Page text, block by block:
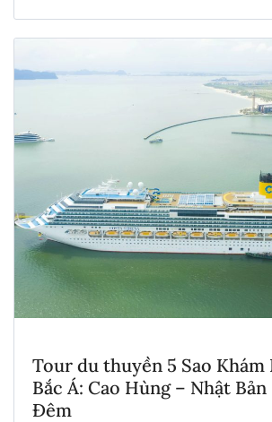
Tour du thuyền 5 Sao Khám
Bắc Á: Cao Hùng – Nhật Bản
Đêm